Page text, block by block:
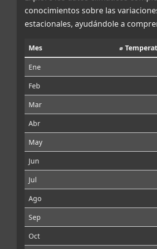
conocimientos sobre las
estacionales, ayudándole a
Mes ⌀
Ene
Feb
Mar
Abr
May
Jun
Jul
Ago
Sep
Oct